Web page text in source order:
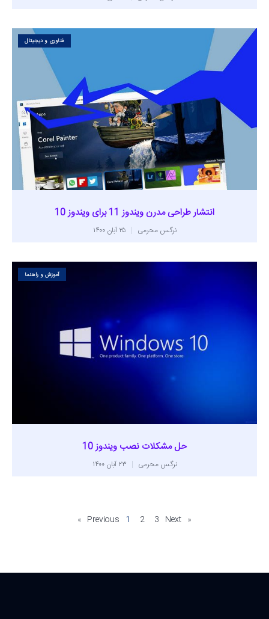
فناوری و دیجیتال
انتشار طراحی مدرن ویندوز 11 برای ویندوز 10
نرگس محرمی
آموزش و راهنما
حل مشکلات نصب ویندوز 10
نرگس محرمی
« Previous
1 2 3 Next »